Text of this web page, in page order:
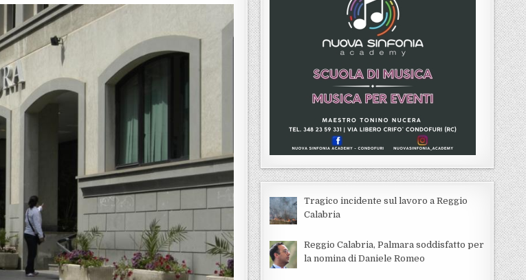
Tragico incidente sul lavoro a Reggio
Calabria
Reggio Calabria, Palmara soddisfatto per
la nomina di Daniele Romeo